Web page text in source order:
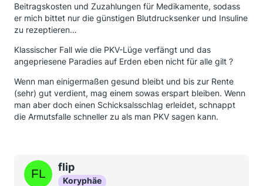
Beitragskosten und Zuzahlungen für Medikamente, sodass
er mich bittet nur die günstigen Blutdrucksenker und Insuline
zu rezeptieren…
Klassischer Fall wie die PKV-Lüge verfängt und das
angepriesene Paradies auf Erden eben nicht für alle gilt ?
Wenn man einigermaßen gesund bleibt und bis zur Rente
(sehr) gut verdient, mag einem sowas erspart bleiben. Wenn
man aber doch einen Schicksalsschlag erleidet, schnappt
die Armutsfalle schneller zu als man PKV sagen kann.
flip
Koryphäe